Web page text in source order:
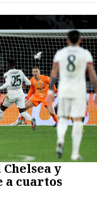
y
a cuartos